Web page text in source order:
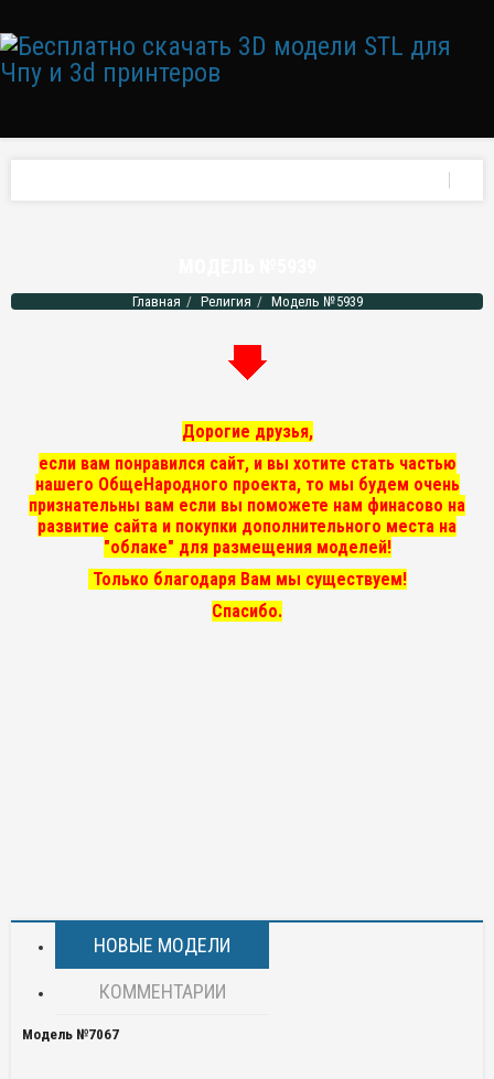
Главная Религия Модель №5939
Дорогие друзья,
если вам понравился сайт, и вы хотите стать частью
нашего ОбщеНародного проекта, то мы будем очень
признательны вам если вы поможете нам финасово на
развитие сайта и покупки дополнительного места на
"облаке" для размещения моделей!
Только благодаря Вам мы существуем!
Спасибо.
НОВЫЕ МОДЕЛИ
КОММЕНТАРИИ
Модель №7067